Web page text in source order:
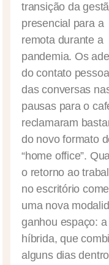
transição da
presencial para a
remota durante a
pandemia. Os
do contato
das conversas
pausas para o
reclamaram
do novo formato
“home office”.
o retorno ao
no escritório
uma nova
ganhou espaço: a
híbrida, que
alguns dias